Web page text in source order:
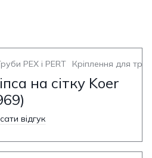
PEX і PERT Кріплення для труб
на сітку Koer
відгук